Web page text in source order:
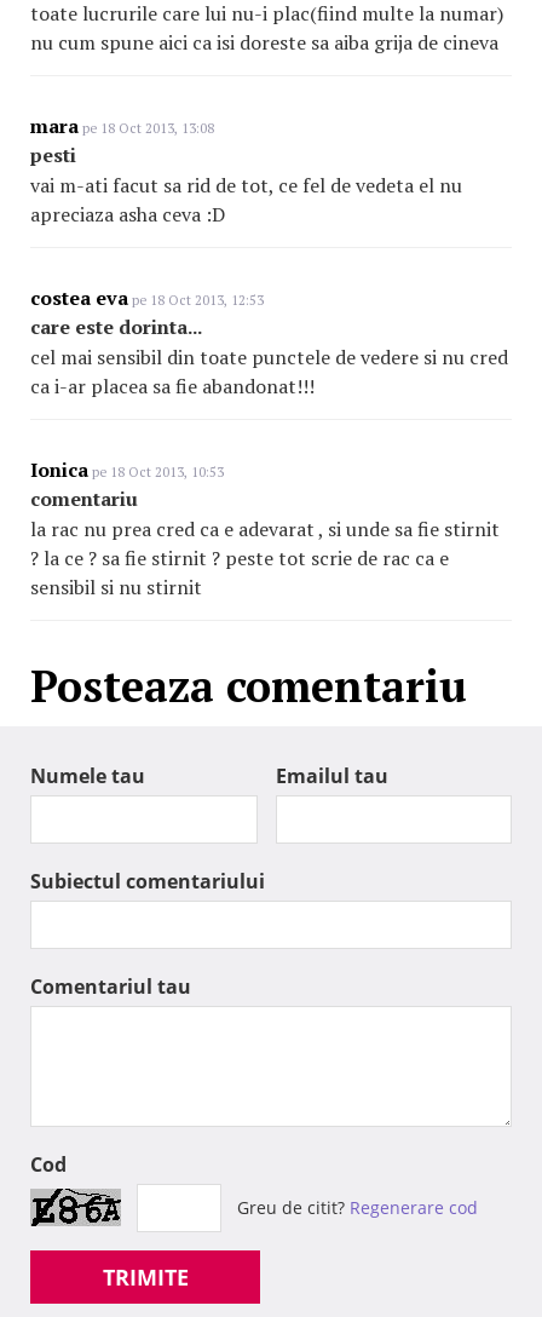
toate lucrurile care lui nu-i plac(fiind multe la numar)
nu cum spune aici ca isi doreste sa aiba grija de cineva
mara pe 18 Oct 2013, 13:08
pesti
vai m-ati facut sa rid de tot, ce fel de vedeta el nu
apreciaza asha ceva :D
costea eva pe 18 Oct 2013, 12:53
care este dorinta...
cel mai sensibil din toate punctele de vedere si nu cred
ca i-ar placea sa fie abandonat!!!
Ionica pe 18 Oct 2013, 10:53
comentariu
la rac nu prea cred ca e adevarat , si unde sa fie stirnit
? la ce ? sa fie stirnit ? peste tot scrie de rac ca e
sensibil si nu stirnit
Posteaza comentariu
Numele tau Emailul tau
Subiectul comentariului
Comentariul tau
Cod
Greu de citit? Regenerare cod
TRIMITE